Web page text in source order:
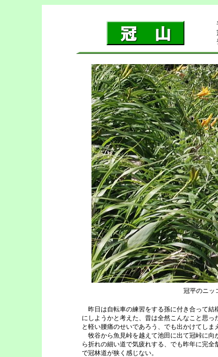
冠平のニッ
昨日は自転車の練習をする孫に付き合って結
にしようかと考えた、昔は全然こんなこと思
と軽い腰痛のせいであろう、でも出かけてし
牧谷から魚見峠を越えて池田に出て冠峠に向
ら折れの細い道で気疲れする、でも昨年に完
で冠林道が狭く感じない。